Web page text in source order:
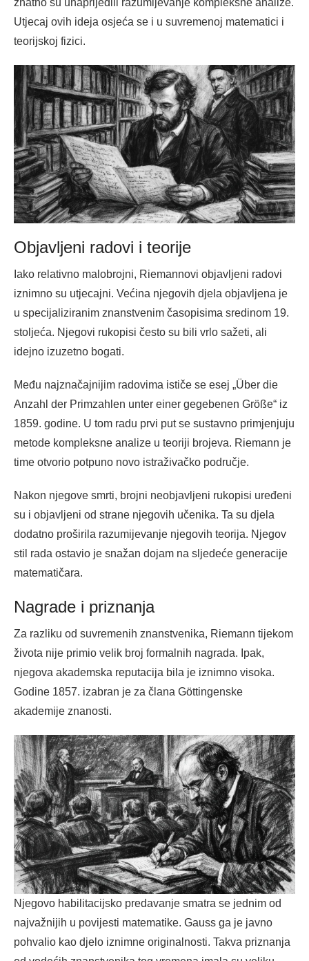
znatno su unaprijedili razumijevanje kompleksne analize.
Utjecaj ovih ideja osjeća se i u suvremenoj matematici i
teorijskoj fizici.
Objavljeni radovi i teorije
Iako relativno malobrojni, Riemannovi objavljeni radovi
iznimno su utjecajni. Većina njegovih djela objavljena je
u specijaliziranim znanstvenim časopisima sredinom 19.
stoljeća. Njegovi rukopisi često su bili vrlo sažeti, ali
idejno izuzetno bogati.
Među najznačajnijim radovima ističe se esej „Über die
Anzahl der Primzahlen unter einer gegebenen Größe“ iz
1859. godine. U tom radu prvi put se sustavno primjenjuju
metode kompleksne analize u teoriji brojeva. Riemann je
time otvorio potpuno novo istraživačko područje.
Nakon njegove smrti, brojni neobjavljeni rukopisi uređeni
su i objavljeni od strane njegovih učenika. Ta su djela
dodatno proširila razumijevanje njegovih teorija. Njegov
stil rada ostavio je snažan dojam na sljedeće generacije
matematičara.
Nagrade i priznanja
Za razliku od suvremenih znanstvenika, Riemann tijekom
života nije primio velik broj formalnih nagrada. Ipak,
njegova akademska reputacija bila je iznimno visoka.
Godine 1857. izabran je za člana Göttingenske
akademije znanosti.
Njegovo habilitacijsko predavanje smatra se jednim od
najvažnijih u povijesti matematike. Gauss ga je javno
pohvalio kao djelo iznimne originalnosti. Takva priznanja